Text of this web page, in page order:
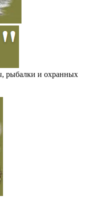
рыбалки и охранных